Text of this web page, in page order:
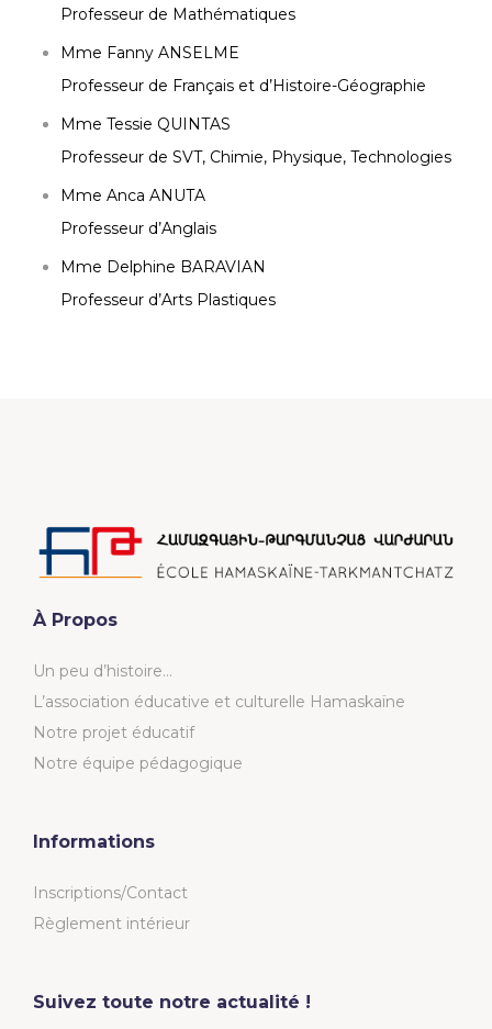
Professeur de Mathématiques
Mme Fanny ANSELME
Professeur de Français et d’Histoire-Géographie
Mme Tessie QUINTAS
Professeur de SVT, Chimie, Physique, Technologies
Mme Anca ANUTA
Professeur d’Anglais
Mme Delphine BARAVIAN
Professeur d’Arts Plastiques
À Propos
Un peu d’histoire…
L’association éducative et culturelle Hamaskaïne
Notre projet éducatif
Notre équipe pédagogique
Informations
Inscriptions/Contact
Règlement intérieur
Suivez toute notre actualité !